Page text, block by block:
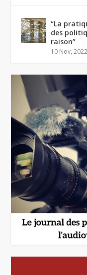
“La
des
raison”
10 Nov, 2022